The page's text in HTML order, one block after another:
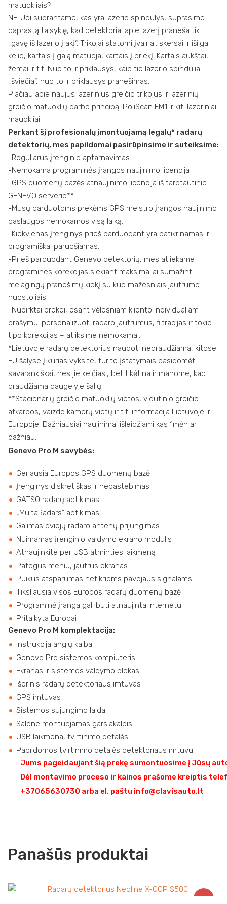
matuokliais?
NE. Jei suprantame, kas yra lazerio spindulys, suprasime
paprastą taisyklę, kad detektoriai apie lazerį praneša tik
„gavę iš lazerio į akį“. Trikojai statomi įvairiai: skersai ir išilgai
kelio, kartais į galą matuoja, kartais į priekį. Kartais aukštai,
žemai ir t.t. Nuo to ir priklausys, kaip tie lazerio spinduliai
„šviečia“, nuo to ir priklausys pranešimas.
Plačiau apie naujus lazerinius greičio trikojus ir lazerinių
greičio matuoklių darbo principą: PoliScan FM1 ir kiti lazeriniai
mauokliai
Perkant šį profesionalų įmontuojamą legalų* radarų
detektorių, mes papildomai pasirūpinsime ir suteiksime:
-Reguliarus įrenginio aptarnavimas
-Nemokama programinės įrangos naujinimo licencija
-GPS duomenų bazės atnaujinimo licencija iš tarptautinio
GENEVO serverio**
-Mūsų parduotoms prekėms GPS meistro įrangos naujinimo
paslaugos nemokamos visą laiką.
-Kiekvienas įrenginys prieš parduodant yra patikrinamas ir
programiškai paruošiamas.
-Prieš parduodant Genevo detektorių, mes atliekame
programines korekcijas siekiant maksimaliai sumažinti
melagingų pranešimų kiekį su kuo mažesniais jautrumo
nuostoliais.
-Nupirktai prekei, esant vėlesniam kliento individualiam
prašymui personalizuoti radaro jautrumus, filtracijas ir tokio
tipo korekcijas – atliksime nemokamai.
*Lietuvoje radarų detektorius naudoti nedraudžiama, kitose
EU šalyse į kurias vyksite, turite įstatymais pasidomėti
savarankiškai, nes jie keičiasi, bet tikėtina ir manome, kad
draudžiama daugelyje šalių.
**Stacionarių greičio matuoklių vietos, vidutinio greičio
atkarpos, vaizdo kamerų vietų ir t.t. informacija Lietuvoje ir
Europoje. Dažniausiai naujinimai išleidžiami kas 1mėn ar
dažniau.
Genevo Pro M savybės:
Geriausia Europos GPS duomenų bazė
Įrenginys diskretiškas ir nepastebimas
GATSO radarų aptikimas
„MultaRadars“ aptikimas
Galimas dviejų radaro antenų prijungimas
Nuimamas įrenginio valdymo ekrano modulis
Atnaujinkite per USB atminties laikmeną
Patogus meniu, jautrus ekranas
Puikus atsparumas netikriems pavojaus signalams
Tiksliausia visos Europos radarų duomenų bazė
Programinė įranga gali būti atnaujinta internetu
Pritaikyta Europai
Genevo Pro M komplektacija:
Instrukcija anglų kalba
Genevo Pro sistemos kompiuteris
Ekranas ir sistemos valdymo blokas
Išorinis radarų detektoriaus imtuvas
GPS imtuvas
Sistemos sujungimo laidai
Salone montuojamas garsiakalbis
USB laikmena, tvirtinimo detalės
Papildomos tvirtinimo detalės detektoriaus imtuvui
Jums pageidaujant šią prekę sumontuosime į Jūsų
Dėl montavimo proceso ir kainos prašome kreiptis
+37065630730 arba el. paštu info@clavisauto.lt
Panašūs produktai
Akcija!